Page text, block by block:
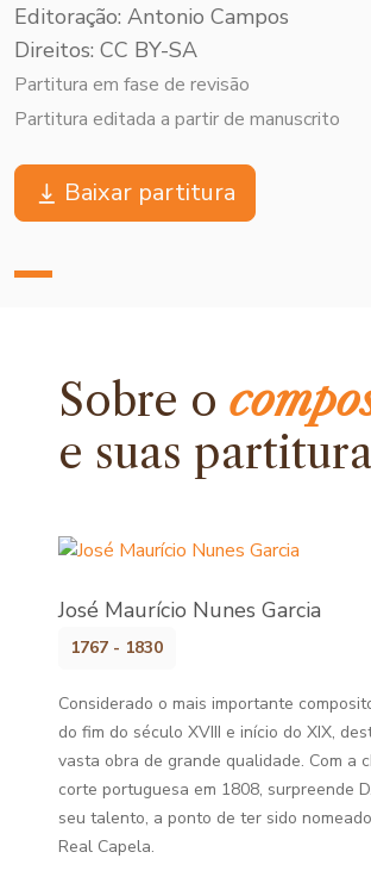
Editoração: Antonio Campos
Direitos: CC BY-SA
Partitura em fase de revisão
Partitura editada a partir de manuscrito
Baixar partitura
Sobre o
e suas
José Maurício Nunes Garcia
1767 - 1830
Considerado o mais importante
do fim do século XVIII e início do XIX,
vasta obra de grande qualidade. Com a
corte portuguesa em 1808, surpreende
seu talento, a ponto de ter sido
Real Capela.